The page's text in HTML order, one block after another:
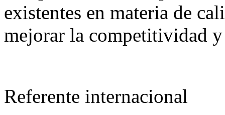
existentes en materia de
mejorar la competitividad
Referente internacional